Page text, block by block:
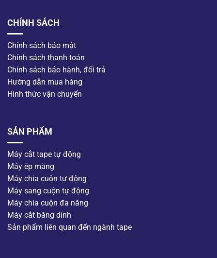
CHÍNH SÁCH
Chính sách bảo mật
Chính sách thanh toán
Chính sách bảo hành, đổi trả
Hướng dẫn mua hàng
Hình thức vận chuyển
SẢN PHẨM
Máy cắt tape tự động
Máy ép màng
Máy chia cuộn tự động
Máy sang cuộn tự động
Máy chia cuộn đa năng
Máy cắt băng dính
Sản phẩm liên quan đến ngành tape